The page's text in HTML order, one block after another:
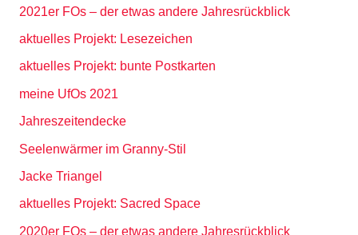
2021er FOs – der etwas andere Jahresrückblick
aktuelles Projekt: Lesezeichen
aktuelles Projekt: bunte Postkarten
meine UfOs 2021
Jahreszeitendecke
Seelenwärmer im Granny-Stil
Jacke Triangel
aktuelles Projekt: Sacred Space
2020er FOs – der etwas andere Jahresrückblick